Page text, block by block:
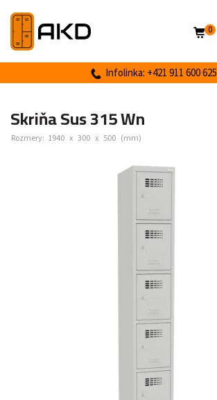
Infolinka: +421 911 600 625
0
Skriňa Sus 315 Wn
Rozmery: 1940 x 300 x 500 (mm)